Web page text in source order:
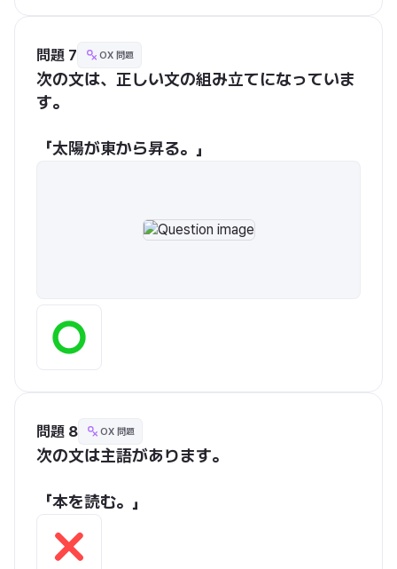
問題 7 OX 問題
次の文は、正しい文の組み立てになっていま
す。
「太陽が東から昇る。」
問題 8 OX 問題
次の文は主語があります。
「本を読む。」